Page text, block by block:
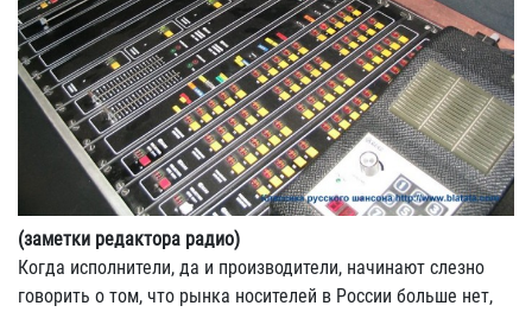
(заметки редактора радио)
Когда исполнители, да и производители, начинают слезно
говорить о том, что рынка носителей в России больше нет,